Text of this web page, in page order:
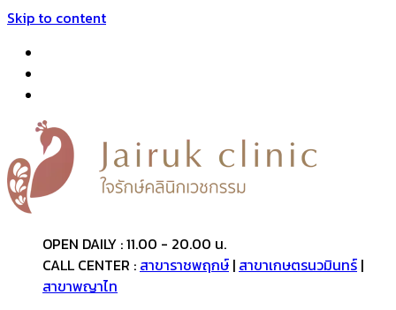
Skip to content
OPEN DAILY : 11.00 - 20.00 น.
CALL CENTER : สาขาราชพฤกษ์ | สาขาเกษตรนวมินทร์ |
สาขาพญาไท